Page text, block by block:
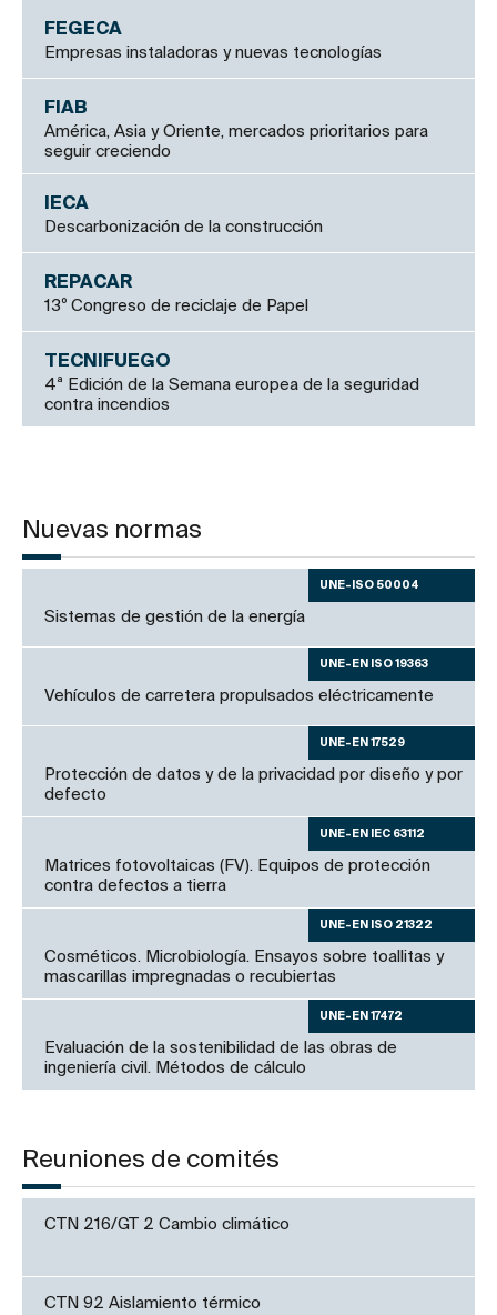
FEGECA
Empresas instaladoras y nuevas tecnologías
FIAB
América, Asia y Oriente, mercados prioritarios para
seguir creciendo
IECA
Descarbonización de la construcción
REPACAR
13º Congreso de reciclaje de Papel
TECNIFUEGO
4ª Edición de la Semana europea de la seguridad
contra incendios
Nuevas normas
UNE-ISO 50004
Sistemas de gestión de la energía
UNE-EN ISO 19363
Vehículos de carretera propulsados eléctricamente
UNE-EN 17529
Protección de datos y de la privacidad por diseño y por
defecto
UNE-EN IEC 63112
Matrices fotovoltaicas (FV). Equipos de protección
contra defectos a tierra
UNE-EN ISO 21322
Cosméticos. Microbiología. Ensayos sobre toallitas y
mascarillas impregnadas o recubiertas
UNE-EN 17472
Evaluación de la sostenibilidad de las obras de
ingeniería civil. Métodos de cálculo
Reuniones de comités
CTN 216/GT 2 Cambio climático
CTN 92 Aislamiento térmico